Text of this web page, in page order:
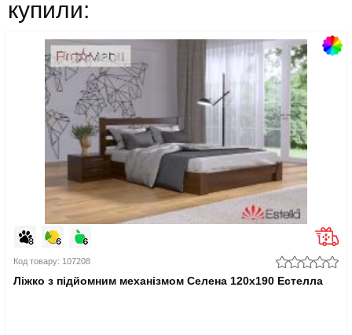
купили:
Код товару: 107208
Ліжко з підйомним механізмом Селена 120x190 Естелла